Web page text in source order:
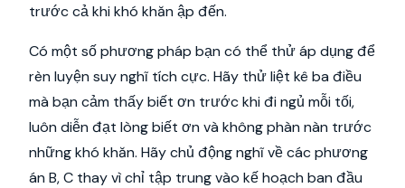
trước cả khi khó khăn ập đến.
Có một số phương pháp bạn có thể thử áp dụng để
rèn luyện suy nghĩ tích cực. Hãy thử liệt kê ba điều
mà bạn cảm thấy biết ơn trước khi đi ngủ mỗi tối,
luôn diễn đạt lòng biết ơn và không phàn nàn trước
những khó khăn. Hãy chủ động nghĩ về các phương
án B, C thay vì chỉ tập trung vào kế hoạch ban đầu